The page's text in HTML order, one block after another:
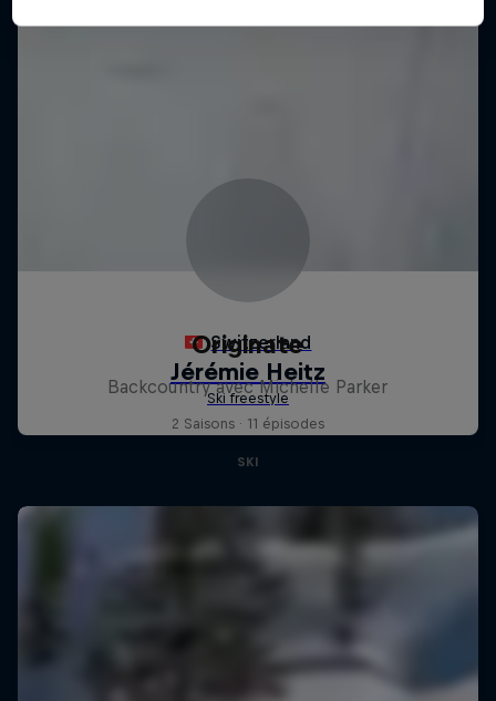
Originate
Backcountry avec Michelle Parker
2 Saisons · 11 épisodes
SKI